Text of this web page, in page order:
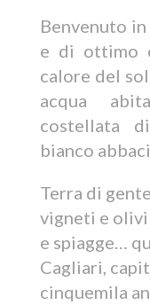
Benvenuto
e di ottimo
calore del
acqua
costellata
bianco
Terra di
vigneti e olivi
e spiagge…
Cagliari,
cinquemila